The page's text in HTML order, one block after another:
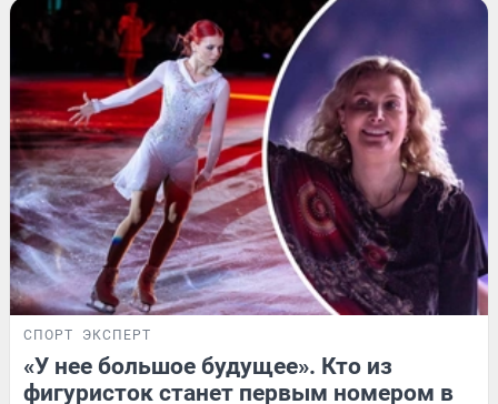
СПОРТ ЭКСПЕРТ
«У нее большое будущее». Кто из
фигуристок станет первым номером в